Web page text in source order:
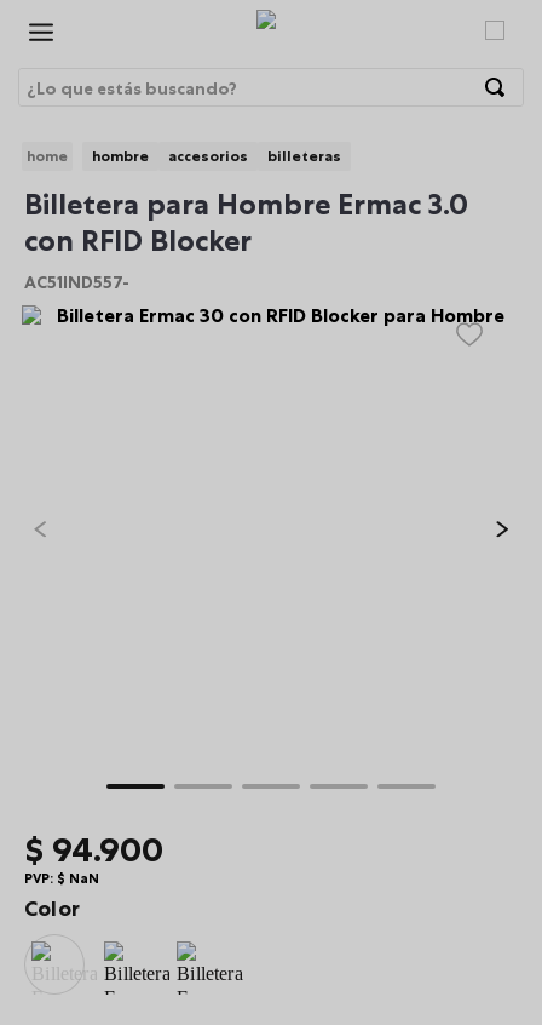
¿Lo que estás buscando?
hombre accesorios billeteras
Billetera para Hombre Ermac 3.0
con RFID Blocker
AC51IND557-
$ 94.900
PVP: $ NaN
Color
1.
morrales
2.
gorras
3.
bolsos
4.
morral